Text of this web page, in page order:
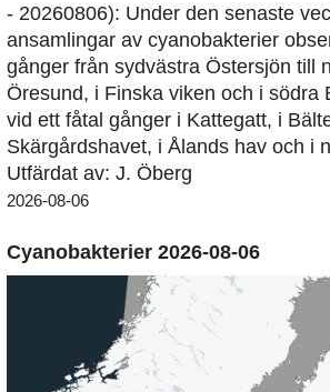
- 20260806): Under den senaste
ansamlingar av cyanobakterier
gånger från sydvästra Östersjön till
Öresund, i Finska viken och i södra
vid ett fåtal gånger i Kattegatt, i
Skärgårdshavet, i Ålands hav och i
Utfärdat av: J. Öberg
2026-08-06
Cyanobakterier 2026-08-06